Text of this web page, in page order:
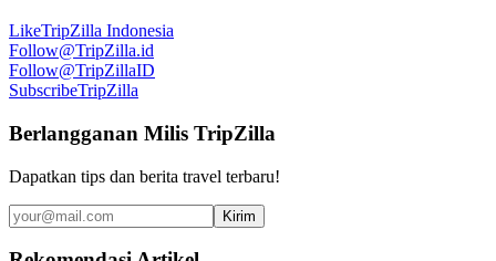
LikeTripZilla Indonesia
Follow@TripZilla.id
Follow@TripZillaID
SubscribeTripZilla
Berlangganan Milis TripZilla
Dapatkan tips dan berita travel terbaru!
Kirim